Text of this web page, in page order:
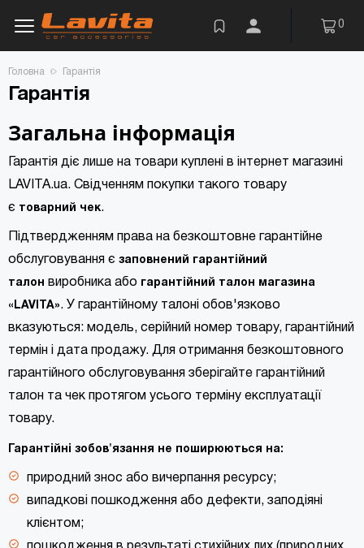
0
Головна Гарантія
Гарантія
Загальна інформація
Гарантія діє лише на товари куплені в інтернет магазині
LAVITA.ua. Свідченням покупки такого товару
є товарний чек.
Підтвердженням права на безкоштовне гарантійне
обслуговування є заповнений гарантійний
талон виробника або гарантійний талон магазина
«LAVITA». У гарантійному талоні обов'язково
вказуються: модель, серійний номер товару, гарантійний
термін і дата продажу. Для отримання безкоштовного
гарантійного обслуговування зберігайте гарантійний
талон та чек протягом усього терміну експлуатації
товару.
Гарантійні зобов'язання не поширюються на:
природний знос або вичерпання ресурсу;
випадкові пошкодження або дефекти, заподіяні
клієнтом;